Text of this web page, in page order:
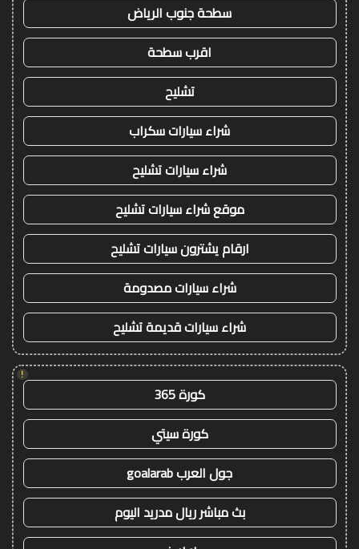
سطحة جنوب الرياض
اقرب سطحة
تشليح
شراء سيارات سكراب
شراء سيارات تشليح
موقع شراء سيارات تشليح
ارقام يشترون سيارات تشليح
شراء سيارات مصدومة
شراء سيارات قديمة تشليح
!
كورة 365
كورة سيتي
جول العرب goalarab
بث مباشر ريال مدريد اليوم